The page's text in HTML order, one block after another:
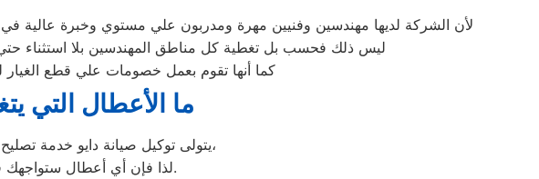
لأن الشركة لديها مهندسين وفنيين مهرة ومدربون علي مستوي وخبرة عالية
ليس ذلك فحسب بل تغطية كل مناطق المهندسين بلا استثناء
كما أنها تقوم بعمل خصومات علي قطع الغيار
ما الأعطال التي
يتولى توكيل صيانة دايو خدمة تصليح جميع أعطال أجهزة دايو من ثلاجات وغسالات وديب فريزرات،
لذا فإن أي أعطالعليها بأعلى جودة ممكنة.